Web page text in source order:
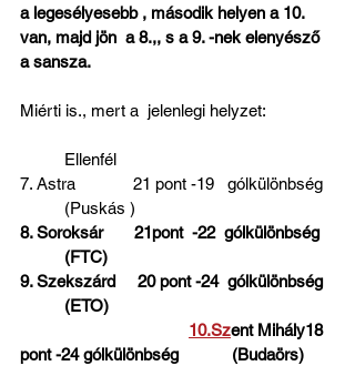
a legesélyesebb , második helyen a 10.
van, majd jön  a 8.,, s a 9. -nek elenyésző
a sansza.
Miérti is., mert a  jelenlegi helyzet:
          Ellenfél
7. Astra             21 pont -19   gólkülönbség
          (Puskás )
8. Soroksár       21pont  -22  gólkülönbség
          (FTC)
9. Szekszárd     20 pont -24  gólkülönbség
          (ETO)
10.Szent Mihály18
pont -24 gólkülönbség            (Budaörs)